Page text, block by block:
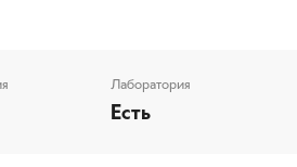
Лаборатория
Есть